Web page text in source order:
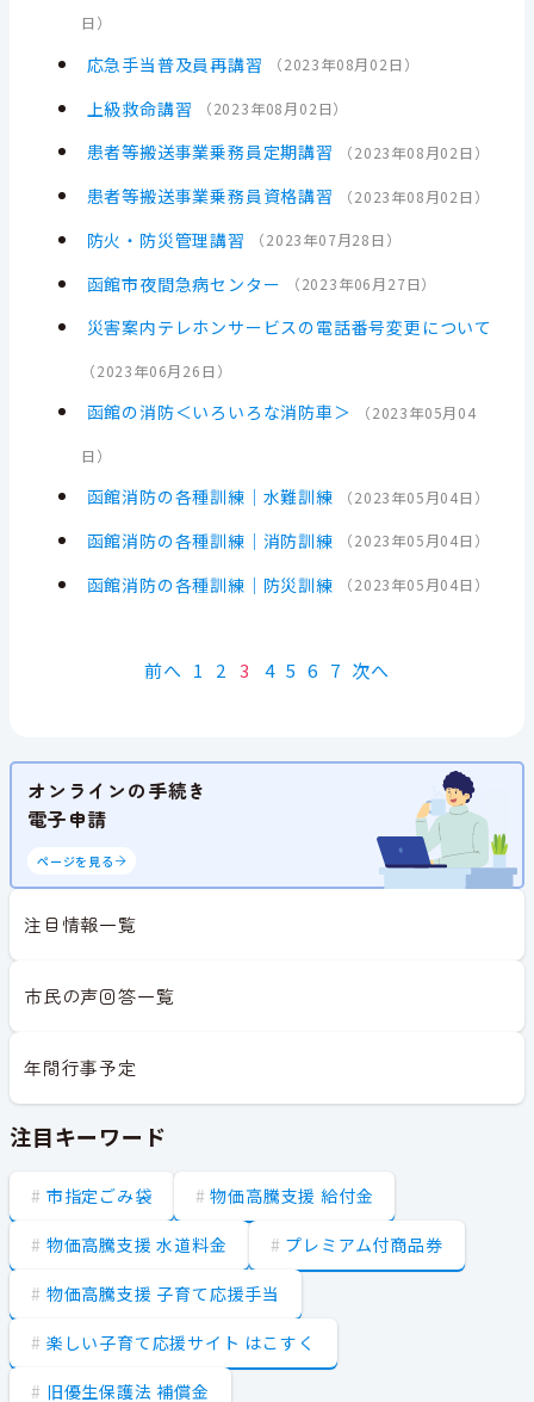
日 ）
応急手当普及員再講習 （2023年08月02日 ）
上級救命講習 （2023年08月02日）
患者等搬送事業乗務員定期講習 （2023年08月02日 ）
患者等搬送事業乗務員資格講習 （2023年08月02日 ）
防火・防災管理講習 （2023年07月28日 ）
函館市夜間急病センター （2023年06月27日）
災害案内テレホンサービスの電話番号変更について
（2023年06月26日 ）
函館の消防＜いろいろな消防車＞ （2023年05月04
日 ）
函館消防の各種訓練｜水難訓練 （2023年05月04日 ）
函館消防の各種訓練｜消防訓練 （2023年05月04日 ）
函館消防の各種訓練｜防災訓練 （2023年05月04日 ）
前へ 1 2 3 4 5 6 7 次へ
オンラインの手続き
電子申請
ページを見る
注目情報一覧
市民の声回答一覧
年間行事予定
注目キーワード
市指定ごみ袋 物価高騰支援 給付金
物価高騰支援 水道料金 プレミアム付商品券
物価高騰支援 子育て応援手当
楽しい子育て応援サイト はこすく
旧優生保護法 補償金